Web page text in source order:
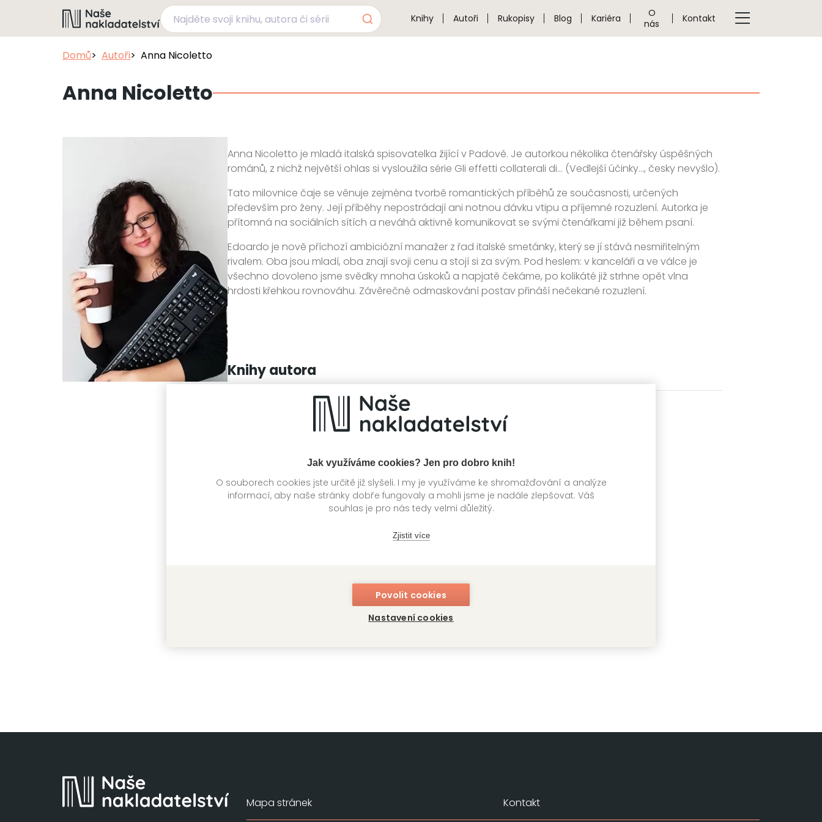
Jak využíváme cookies? Jen pro dobro knih!
O souborech cookies jste určitě již slyšeli. I my je využíváme ke shromažďování a analýze
informací, aby naše stránky dobře fungovaly a mohli jsme je nadále zlepšovat. Váš
souhlas je pro nás tedy velmi důležitý.
Zjistit více
Povolit cookies
Nastavení cookies
Knihy Autoři Rukopisy Blog Kariéra
O
nás
Kontakt
Domů Autoři Anna Nicoletto
Anna Nicoletto
Anna Nicoletto je mladá italská spisovatelka žijící v Padově. Je autorkou několika čtenářsky úspěšných
románů, z nichž největší ohlas si vysloužila série Gli effetti collaterali di... (Vedlejší účinky..., česky nevyšlo).
Tato milovnice čaje se věnuje zejména tvorbě romantických příběhů ze současnosti, určených
především pro ženy. Její příběhy nepostrádají ani notnou dávku vtipu a příjemné rozuzlení. Autorka je
přítomná na sociálních sítích a neváhá aktivně komunikovat se svými čtenářkami již během psaní.
Edoardo je nově příchozí ambiciózní manažer z řad italské smetánky, který se jí stává nesmiřitelným
rivalem. Oba jsou mladí, oba znají svoji cenu a stojí si za svým. Pod heslem: v kanceláři a ve válce je
všechno dovoleno jsme svědky mnoha úskoků a napjatě čekáme, po kolikáté již strhne opět vlna
hrdosti křehkou rovnováhu. Závěrečné odmaskování postav přináší nečekané rozuzlení.
Knihy autora
Mapa stránek Kontakt